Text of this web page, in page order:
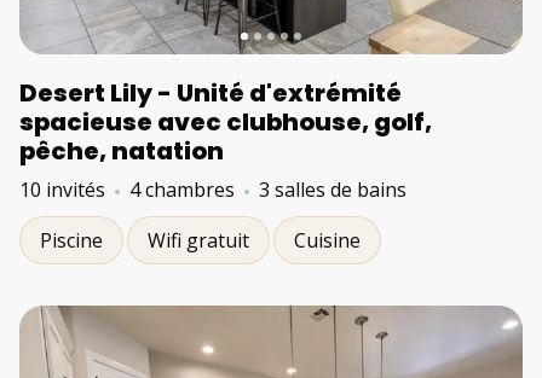
Desert Lily - Unité d'extrémité
spacieuse avec clubhouse, golf,
pêche, natation
10 invités 4 chambres
3 salles de bains
Piscine
Wifi gratuit Cuisine